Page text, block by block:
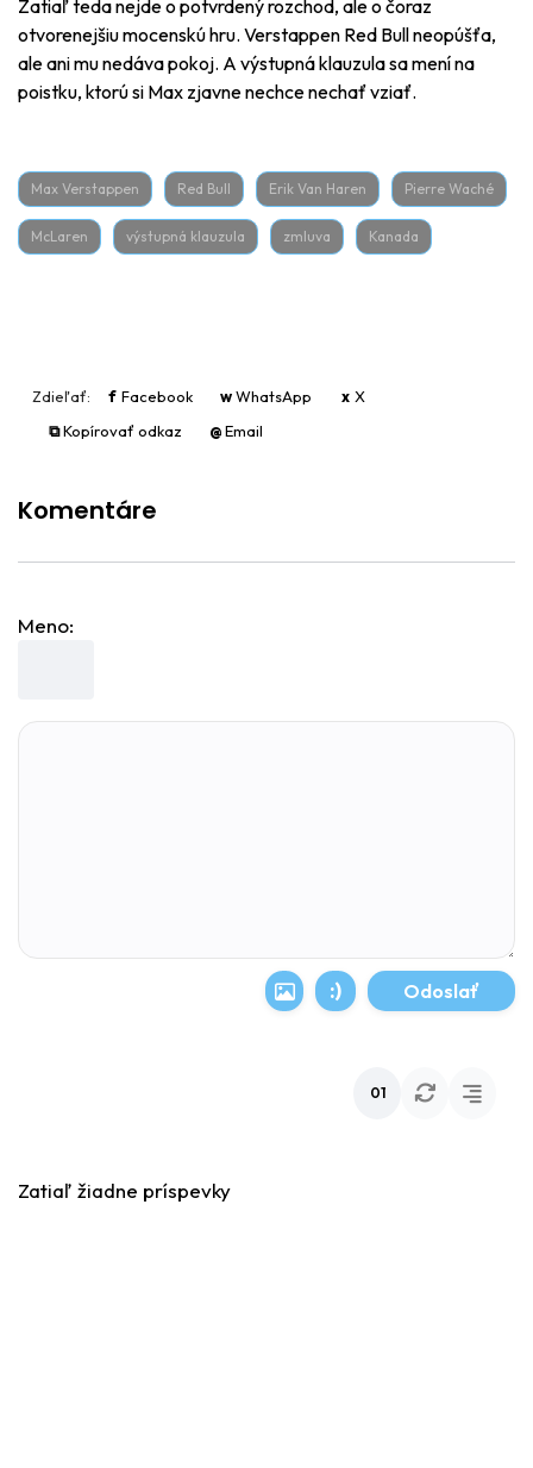
Zatiaľ teda nejde o potvrdený rozchod, ale o čoraz
otvorenejšiu mocenskú hru. Verstappen Red Bull neopúšťa,
ale ani mu nedáva pokoj. A výstupná klauzula sa mení na
poistku, ktorú si Max zjavne nechce nechať vziať.
Max Verstappen Red Bull Erik Van Haren Pierre Waché
McLaren výstupná klauzula zmluva Kanada
Zdieľať: f Facebook wWhatsApp x X
⧉ Kopírovať odkaz @Email
Komentáre
Meno:
:)
01
Zatiaľ žiadne príspevky